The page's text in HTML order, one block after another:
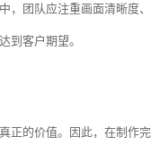
，团队应注重画面清晰度、
到客户期望。
正的价值。因此，在制作完